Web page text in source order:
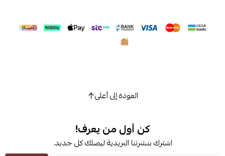
العودة إلى أعلى
كن أول من يعرف!
اشترك بنشرتنا البريدية ليصلك كل جديد.